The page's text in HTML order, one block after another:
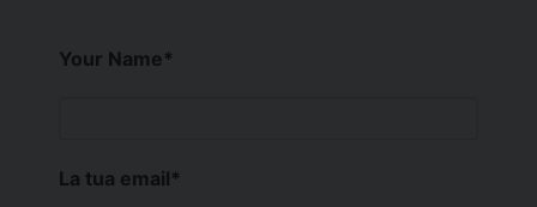
Your Name*
La tua email*